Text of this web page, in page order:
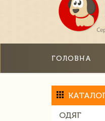
ГОЛОВНА
ОДЯГ